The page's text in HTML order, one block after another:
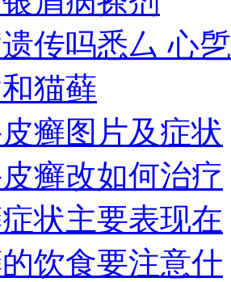
传吗悉厶 心乺
猫藓
癣图片及症状
癣改如何治疗
状主要表现在
饮食要注意什